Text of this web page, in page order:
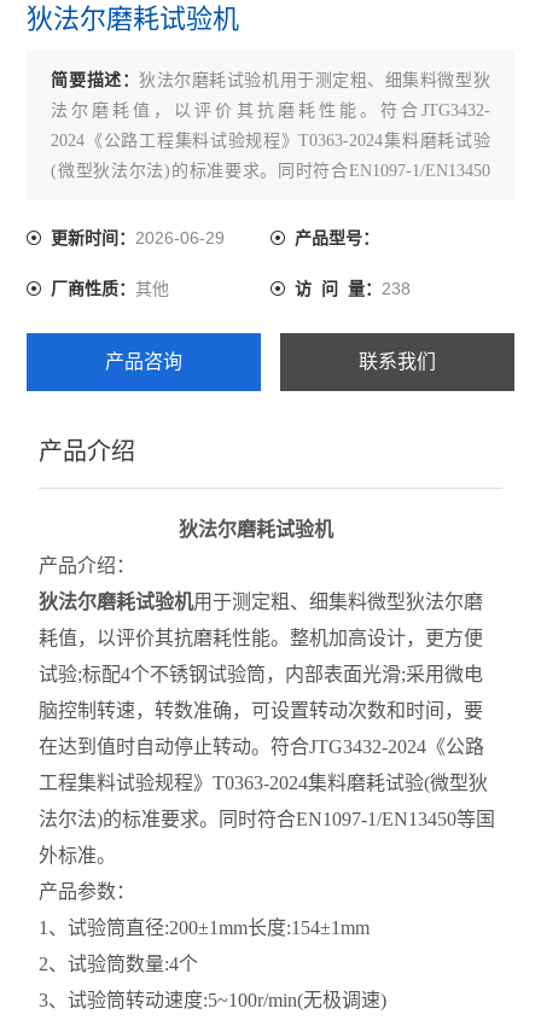
乳化沥青稀浆封层试验仪
沥青溢流水箱
沥青混合料路面构造深度仪
沥青混合料动态疲劳试验机
电动砂当量试验仪
乳化沥青稠度试验仪
细集料测定仪
层间粘结直剪试验仪
层间粘结专用拉拔仪
层间粘结扭剪试验仪
沥青旋转压实仪
乳化沥青湿轮磨耗试验仪
布氏旋转粘度计
沥青动力粘度试验器
沥青标准粘度计
沥青蜡含量测定仪
狄法尔磨耗试验机
简要描述：狄法尔磨耗试验机用于测定粗、细集料微型狄
法尔磨耗值，以评价其抗磨耗性能。符合JTG3432-
2024《公路工程集料试验规程》T0363-2024集料磨耗试验
(微型狄法尔法)的标准要求。同时符合EN1097-1/EN13450
更新时间：2026-06-29 产品型号：
厂商性质：其他 访 问 量： 238
产品咨询 联系我们
产品介绍
狄法尔磨耗试验机
产品介绍：
狄法尔磨耗试验机用于测定粗、细集料微型狄法尔磨
耗值，以评价其抗磨耗性能。整机加高设计，更方便
试验;标配4个不锈钢试验筒，内部表面光滑;采用微电
脑控制转速，转数准确，可设置转动次数和时间，要
在达到值时自动停止转动。符合JTG3432-2024《公路
工程集料试验规程》T0363-2024集料磨耗试验(微型狄
法尔法)的标准要求。同时符合EN1097-1/EN13450等国
外标准。
产品参数：
1、试验筒直径:200±1mm长度:154±1mm
2、试验筒数量:4个
3、试验筒转动速度:5~100r/min(无极调速)